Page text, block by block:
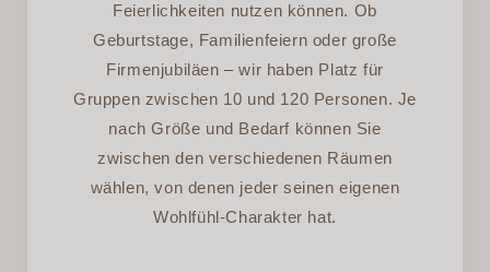
Feierlichkeiten nutzen können. Ob
Geburtstage, Familienfeiern oder große
Firmenjubiläen – wir haben Platz für
Gruppen zwischen 10 und 120 Personen. Je
nach Größe und Bedarf können Sie
zwischen den verschiedenen Räumen
wählen, von denen jeder seinen eigenen
Wohlfühl-Charakter hat.